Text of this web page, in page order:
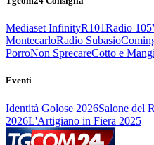
Mediaset InfinityR101Radio 105
MontecarloRadio Subasio
PorroNon SprecareCotto e
Eventi
Identità Golose 2026Salone del
2026L'Artigiano in Fiera 2025